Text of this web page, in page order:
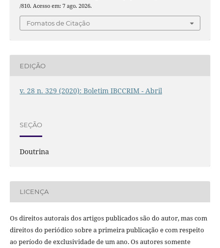
/810. Acesso em: 7 ago. 2026.
Fomatos de Citação
EDIÇÃO
v. 28 n. 329 (2020): Boletim IBCCRIM - Abril
SEÇÃO
Doutrina
LICENÇA
Os direitos autorais dos artigos publicados são do autor, mas com
direitos do periódico sobre a primeira publicação e com respeito
ao período de exclusividade de um ano. Os autores somente